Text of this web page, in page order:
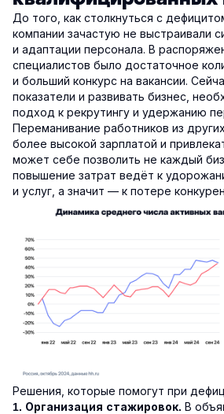
До того, как столкнуться с
компании зачастую не выстраивали
и адаптации персонала. В
специалистов было достаточное
и больший конкурс на вакансии.
показатели и развивать бизнес,
подход к рекрутингу и удержанию
Переманивание работников из
более высокой зарплатой и
может себе позволить не каждый
повышение затрат ведёт к
и услуг, а значит — к потере
Решения, которые помогут при
1. Организация стажировок. В